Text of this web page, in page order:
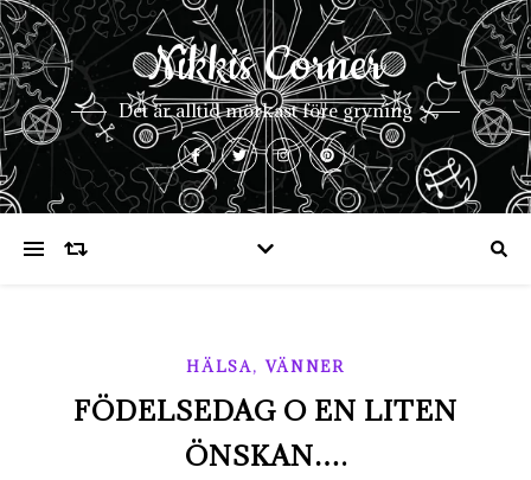
Nikkis Corner
Det är alltid mörkast före gryning
HÄLSA,VÄNNER
FÖDELSEDAG O EN LITEN
ÖNSKAN….